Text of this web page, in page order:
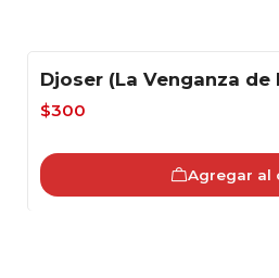
-40%
Djoser (La Venganza de
$300
Agregar al